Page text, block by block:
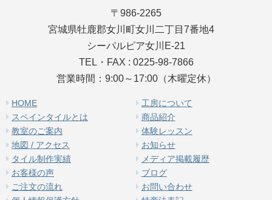
〒986-2265
宮城県牡鹿郡女川町女川二丁目7番地4
シーパルピア女川E-21
TEL・FAX : 0225-98-7866
営業時間：9:00～17:00（木曜定休）
HOME
工房について
スペインタイルとは
商品紹介
教室のご案内
体験レッスン
地図 / アクセス
お知らせ
タイル制作実績
メディア掲載履歴
お客様の声
ブログ
ご注文の流れ
お問い合わせ